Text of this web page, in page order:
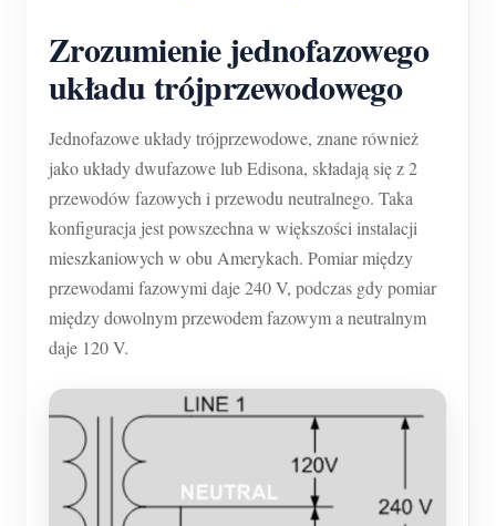
Zrozumienie jednofazowego
układu trójprzewodowego
Jednofazowe układy trójprzewodowe, znane również
jako układy dwufazowe lub Edisona, składają się z 2
przewodów fazowych i przewodu neutralnego. Taka
konfiguracja jest powszechna w większości instalacji
mieszkaniowych w obu Amerykach. Pomiar między
przewodami fazowymi daje 240 V, podczas gdy pomiar
między dowolnym przewodem fazowym a neutralnym
daje 120 V.